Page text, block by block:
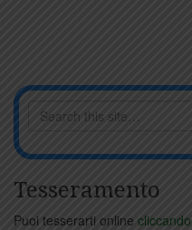
Tesseramento
Puoi tesserarti online